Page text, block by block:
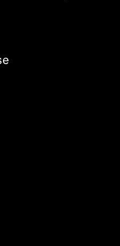
Zugang zum Trauma
ganz verlassen,
ein Geist streift er in
kriegerischen
israelische Stadt,
wäre. Unheimlich
Benjamins
komplex wie
Realität und Irrealität